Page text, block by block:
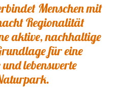
Menschen mit
Regionalität
aktive, nachhaltige
für eine
lebenswerte